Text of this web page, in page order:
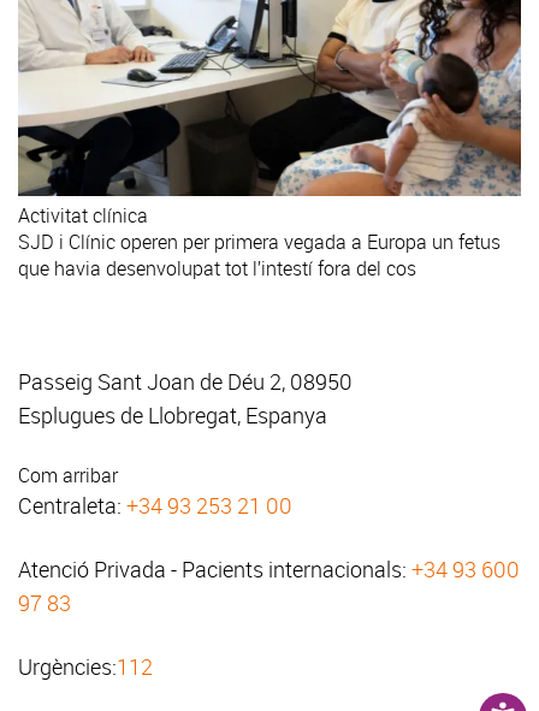
Activitat clínica
SJD i Clínic operen per primera vegada a Europa un fetus
que havia desenvolupat tot l’intestí fora del cos
Passeig Sant Joan de Déu 2, 08950
Esplugues de Llobregat, Espanya
Com arribar
Centraleta: +34 93 253 21 00
Atenció Privada - Pacients internacionals: +34 93 600
97 83
Urgències:112